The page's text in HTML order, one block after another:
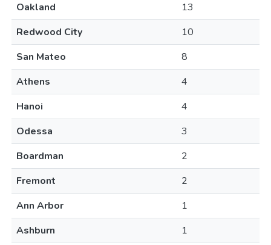
Oakland
13
Redwood City
10
San Mateo
8
Athens
4
Hanoi
4
Odessa
3
Boardman
2
Fremont
2
Ann Arbor
1
Ashburn
1